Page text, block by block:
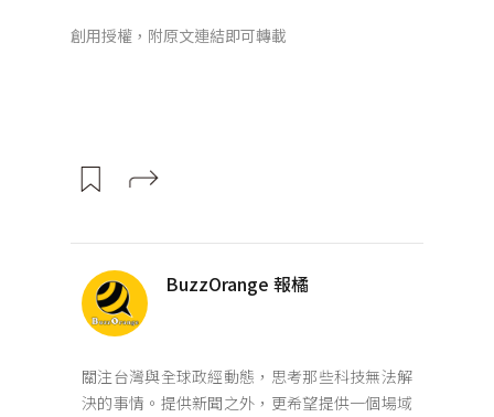
創用授權，附原文連結即可轉載
BuzzOrange 報橘
關注台灣與全球政經動態，思考那些科技無法解
決的事情。提供新聞之外，更希望提供一個場域